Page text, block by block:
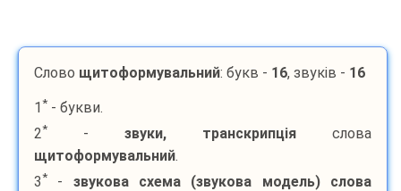
Слово щитоформувальний: букв - 16, звуків - 16
1 * - букви.
2* - звуки, транскрипція слова
щитоформувальний.
3* - звукова схема (звукова модель) слова